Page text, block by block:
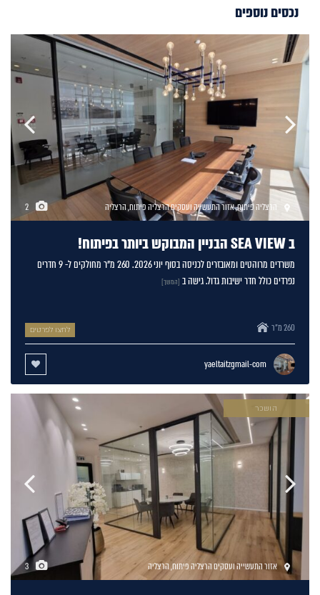
נכסים נוספים
הרצליה פיתוח,אזור התעשייה ועסקים הרצליה פיתוח,הרצליה
ב SEA VIEW הבניין המבוקש ביותר בפיתוח!
משרדים מרוהטים ומאובזרים לכניסה בסוף יוני 2026. 260 מ"ר מחולקים ל- 9 חדרים
נפרדים כולל חדר ישיבות גדול. גישה ב [המשך]
260 מ"ר לחצו לפרטים
yaeltaitzgmail-com
אזור התעשייה ועסקים הרצליה פיתוח,הרצליה
הושכר